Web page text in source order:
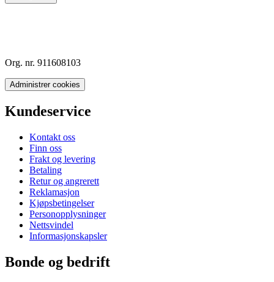
Org. nr. 911608103
Administrer cookies
Kundeservice
Kontakt oss
Finn oss
Frakt og levering
Betaling
Retur og angrerett
Reklamasjon
Kjøpsbetingelser
Personopplysninger
Nettsvindel
Informasjonskapsler
Bonde og bedrift